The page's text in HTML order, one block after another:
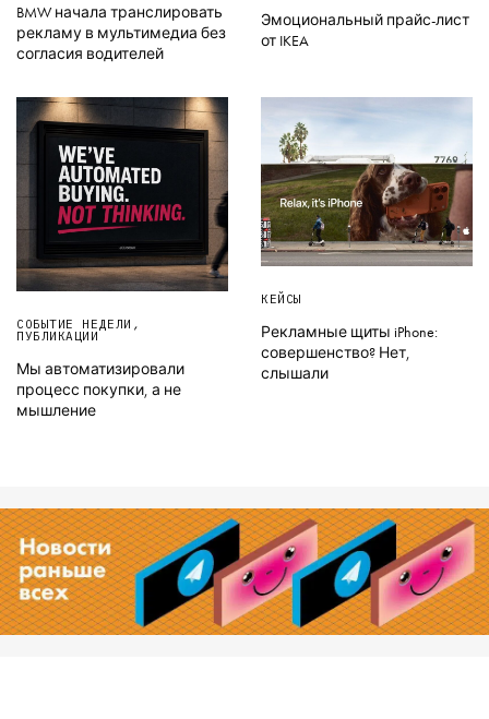
BMW начала транслировать
рекламу в мультимедиа без
согласия водителей
Эмоциональный прайс-лист
от IKEA
СОБЫТИЕ НЕДЕЛИ ,
ПУБЛИКАЦИИ
Мы автоматизировали
процесс покупки, а не
мышление
КЕЙСЫ
Рекламные щиты iPhone:
совершенство? Нет,
слышали